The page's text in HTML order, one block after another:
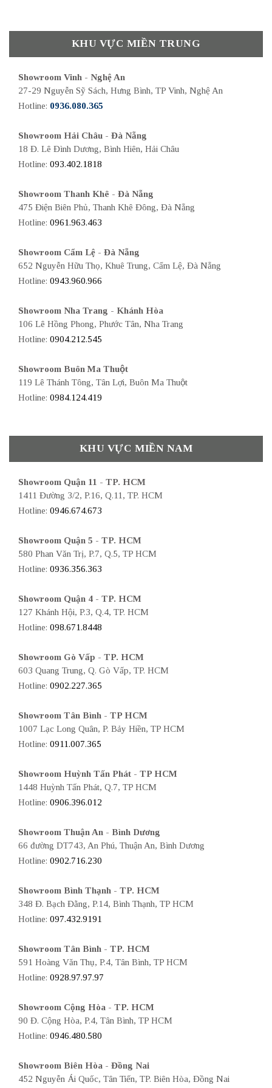
KHU VỰC MIỀN TRUNG
Showroom Vinh - Nghệ An
27-29 Nguyễn Sỹ Sách, Hưng Bình, TP Vinh, Nghệ An
Hotline: 0936.080.365
Showroom Hải Châu - Đà Nẵng
18 Đ. Lê Đình Dương, Bình Hiên, Hải Châu
Hotline: 093.402.1818
Showroom Thanh Khê - Đà Nẵng
475 Điện Biên Phủ, Thanh Khê Đông, Đà Nẵng
Hotline: 0961.963.463
Showroom Cẩm Lệ - Đà Nẵng
652 Nguyễn Hữu Thọ, Khuê Trung, Cẩm Lệ, Đà Nẵng
Hotline: 0943.960.966
Showroom Nha Trang - Khánh Hòa
106 Lê Hồng Phong, Phước Tân, Nha Trang
Hotline: 0904.212.545
Showroom Buôn Ma Thuột
119 Lê Thánh Tông, Tân Lợi, Buôn Ma Thuột
Hotline: 0984.124.419
KHU VỰC MIỀN NAM
Showroom Quận 11 - TP. HCM
1411 Đường 3/2, P.16, Q.11, TP. HCM
Hotline: 0946.674.673
Showroom Quận 5 - TP. HCM
580 Phan Văn Trị, P.7, Q.5, TP HCM
Hotline: 0936.356.363
Showroom Quận 4 - TP. HCM
127 Khánh Hội, P.3, Q.4, TP. HCM
Hotline: 098.671.8448
Showroom Gò Vấp - TP. HCM
603 Quang Trung, Q. Gò Vấp, TP. HCM
Hotline: 0902.227.365
Showroom Tân Bình - TP HCM
1007 Lạc Long Quân, P. Bảy Hiền, TP HCM
Hotline: 0911.007.365
Showroom Huỳnh Tấn Phát - TP HCM
1448 Huỳnh Tấn Phát, Q.7, TP HCM
Hotline: 0906.396.012
Showroom Thuận An - Bình Dương
66 đường DT743, An Phú, Thuận An, Bình Dương
Hotline: 0902.716.230
Showroom Bình Thạnh - TP. HCM
348 Đ. Bạch Đằng, P.14, Bình Thạnh, TP HCM
Hotline: 097.432.9191
Showroom Tân Bình - TP. HCM
591 Hoàng Văn Thụ, P.4, Tân Bình, TP HCM
Hotline: 0928.97.97.97
Showroom Cộng Hòa - TP. HCM
90 Đ. Cộng Hòa, P.4, Tân Bình, TP HCM
Hotline: 0946.480.580
Showroom Biên Hòa - Đồng Nai
452 Nguyễn Ái Quốc, Tân Tiến, TP. Biên Hòa, Đồng Nai